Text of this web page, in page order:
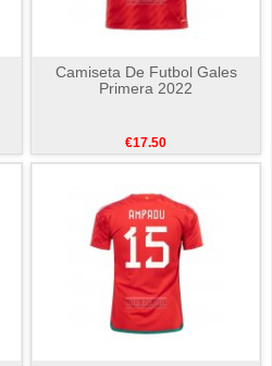
Camiseta De Futbol Gales
Primera 2022
€17.50